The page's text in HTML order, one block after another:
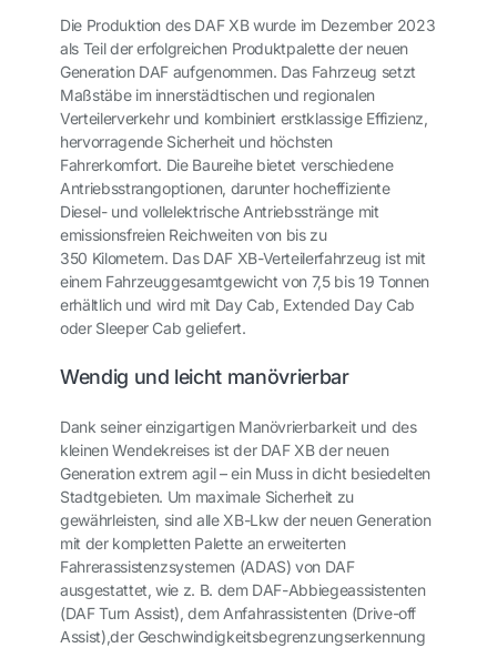
Die Produktion des DAF XB wurde im Dezember 2023
als Teil der erfolgreichen Produktpalette der neuen
Generation DAF aufgenommen. Das Fahrzeug setzt
Maßstäbe im innerstädtischen und regionalen
Verteilerverkehr und kombiniert erstklassige Effizienz,
hervorragende Sicherheit und höchsten
Fahrerkomfort. Die Baureihe bietet verschiedene
Antriebsstrangoptionen, darunter hocheffiziente
Diesel- und vollelektrische Antriebsstränge mit
emissionsfreien Reichweiten von bis zu
350 Kilometern. Das DAF XB-Verteilerfahrzeug ist mit
einem Fahrzeuggesamtgewicht von 7,5 bis 19 Tonnen
erhältlich und wird mit Day Cab, Extended Day Cab
oder Sleeper Cab geliefert.
Wendig und leicht manövrierbar
Dank seiner einzigartigen Manövrierbarkeit und des
kleinen Wendekreises ist der DAF XB der neuen
Generation extrem agil – ein Muss in dicht besiedelten
Stadtgebieten. Um maximale Sicherheit zu
gewährleisten, sind alle XB-Lkw der neuen Generation
mit der kompletten Palette an erweiterten
Fahrerassistenzsystemen (ADAS) von DAF
ausgestattet, wie z. B. dem DAF-Abbiegeassistenten
(DAF Turn Assist), dem Anfahrassistenten (Drive-off
Assist),der Geschwindigkeitsbegrenzungserkennung